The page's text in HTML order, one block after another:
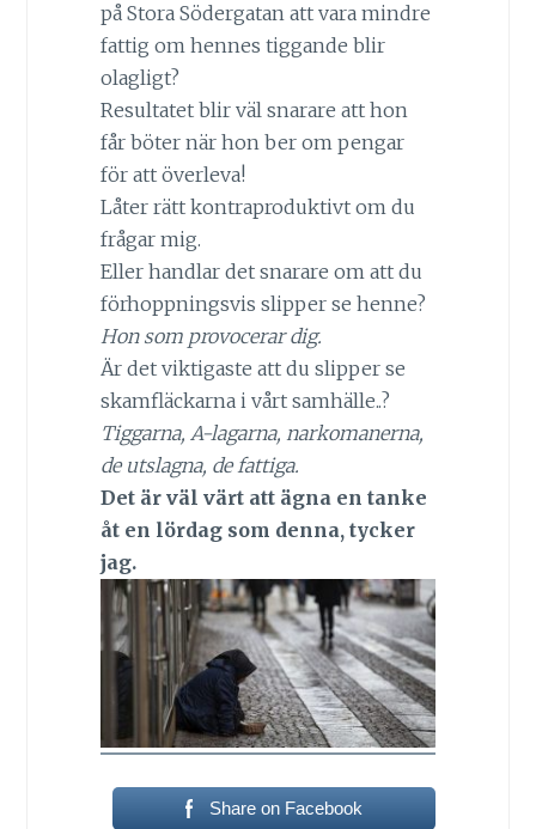
på Stora Södergatan att vara mindre
fattig om hennes tiggande blir
olagligt?
Resultatet blir väl snarare att hon
får böter när hon ber om pengar
för att överleva!
Låter rätt kontraproduktivt om du
frågar mig.
Eller handlar det snarare om att du
förhoppningsvis slipper se henne?
Hon som provocerar dig.
Är det viktigaste att du slipper se
skamfläckarna i vårt samhälle..?
Tiggarna, A-lagarna, narkomanerna,
de utslagna, de fattiga.
Det är väl värt att ägna en tanke
åt en lördag som denna, tycker
jag.
Share on Facebook